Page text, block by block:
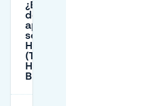
¿En qué zona
de
aparcamiento
se encuentra
Havenlaan 142
(TotalEnergies
Haven van
Brussel)?